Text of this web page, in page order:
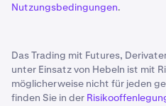
Ethereum-Transaktionen
zwischen Benutzern im
werden. Sie enthalten
Empfänger, Betrag und Gas-
Nutzungsbedingungen.
Das Trading mit Futures,
unter Einsatz von Hebeln ist mit
möglicherweise nicht für jeden
finden Sie in der